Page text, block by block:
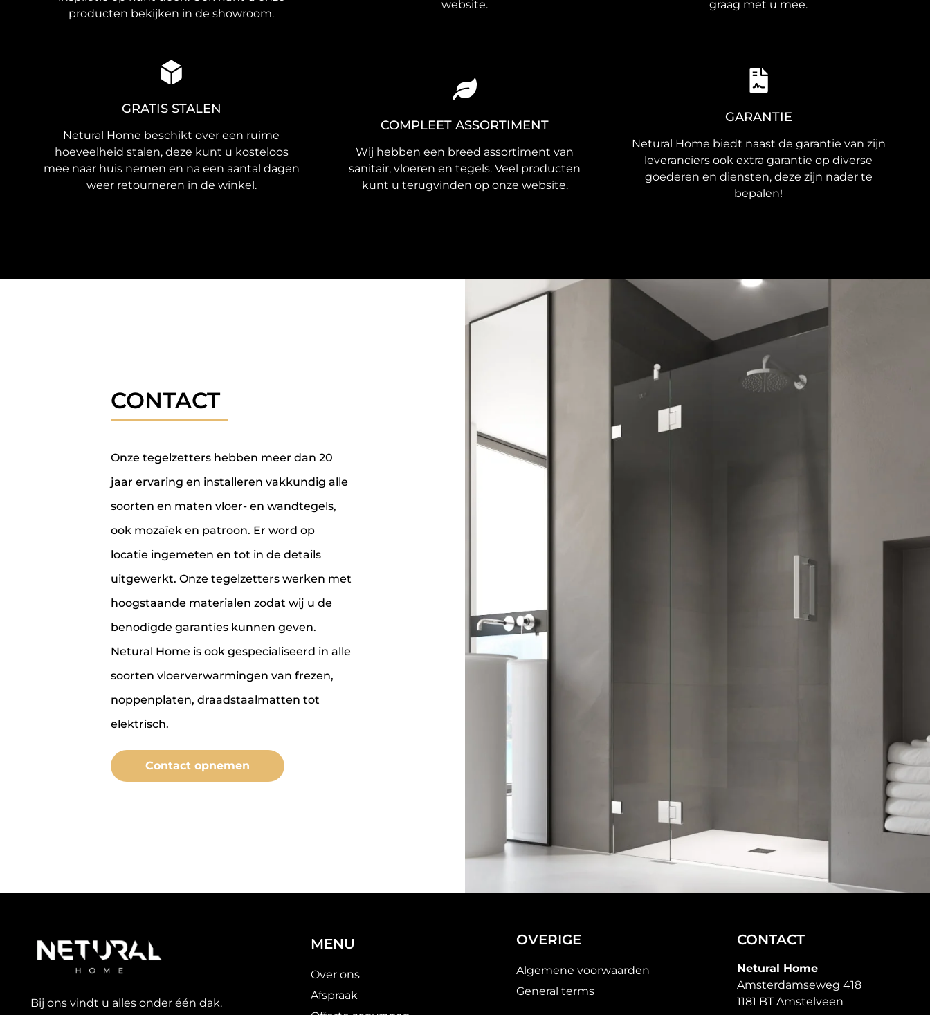
producten bekijken in de showroom.
website.
graag met u mee.
GRATIS STALEN
Netural Home beschikt over een ruime
hoeveelheid stalen, deze kunt u kosteloos
mee naar huis nemen en na een aantal dagen
weer retourneren in de winkel.
COMPLEET ASSORTIMENT
Wij hebben een breed assortiment van
sanitair, vloeren en tegels. Veel producten
kunt u terugvinden op onze website.
GARANTIE
Netural Home biedt naast de garantie van zijn
leveranciers ook extra garantie op diverse
goederen en diensten, deze zijn nader te
bepalen!
CONTACT
Onze tegelzetters hebben meer dan 20
jaar ervaring en installeren vakkundig alle
soorten en maten vloer- en wandtegels,
ook mozaïek en patroon. Er word op
locatie ingemeten en tot in de details
uitgewerkt. Onze tegelzetters werken met
hoogstaande materialen zodat wij u de
benodigde garanties kunnen geven.
Netural Home is ook gespecialiseerd in alle
soorten vloerverwarmingen van frezen,
noppenplaten, draadstaalmatten tot
elektrisch.
Contact opnemen
Bij ons vindt u alles onder één dak.
MENU
Over ons
Afspraak
OVERIGE
Algemene voorwaarden
General terms
CONTACT
Netural Home
Amsterdamseweg 418
1181 BT Amstelveen